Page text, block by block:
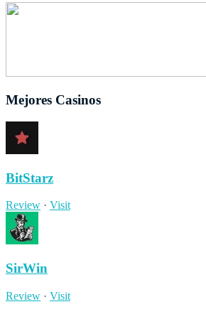
Mejores Casinos
BitStarz
Review · Visit
SirWin
Review · Visit